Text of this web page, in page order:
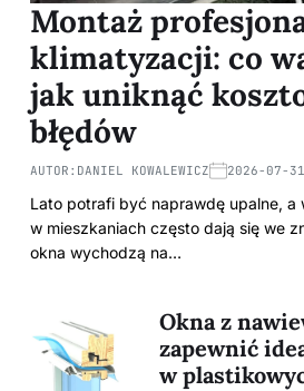
Montaż
klimatyzacji: co
jak uniknąć
błędów
AUTOR: DANIEL KOWALEWICZ 2026-07-31
Lato potrafi być naprawdę upalne, a
w mieszkaniach często dają się we
okna wychodzą na…
Okna z
zapewnić
w